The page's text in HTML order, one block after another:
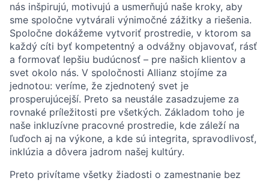
nás inšpirujú, motivujú a usmerňujú naše kroky, aby
sme spoločne vytvárali výnimočné zážitky a riešenia.
Spoločne dokážeme vytvoriť prostredie, v ktorom sa
každý cíti byť kompetentný a odvážny objavovať, rásť
a formovať lepšiu budúcnosť – pre našich klientov a
svet okolo nás. V spoločnosti Allianz stojíme za
jednotou: veríme, že zjednotený svet je
prosperujúcejší. Preto sa neustále zasadzujeme za
rovnaké príležitosti pre všetkých. Základom toho je
naše inkluzívne pracovné prostredie, kde záleží na
ľuďoch aj na výkone, a kde sú integrita, spravodlivosť,
inklúzia a dôvera jadrom našej kultúry.
Preto privítame všetky žiadosti o zamestnanie bez